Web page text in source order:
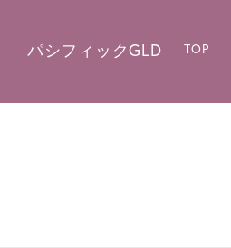
パシフィックGLD TOP